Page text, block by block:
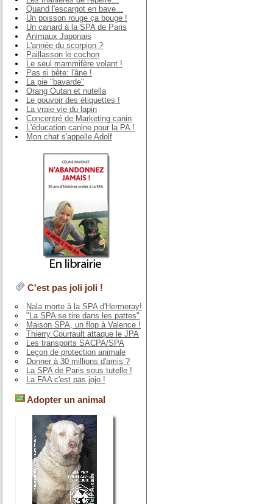
Quand l'escargot en bave...
Un poisson rouge ça bouge !
Un canard à la SPA de Paris
Animaux Japonais
L'année du scorpion ?
Paillasson le cochon
Le seul mammifère volant !
Pas si bête: l'âne !
La pie "bavarde"
Orang Outan et nutella
Le pouvoir des étiquettes !
La vraie vie du lapin
Concentré de Marketing canin
L'éducation canine pour la PA !
Mon chat s'appelle Adolf
C'est pas joli joli !
Nala morte à la SPA d'Hermeray!
"La SPA se tire dans les pattes"
Maison SPA, un flop à Valence !
Thierry Courrault attaque le JPA
Les transports SACPA/SPA
Leçon de protection animale
Donner à 30 millions d'amis ?
La SPA de Paris sous tutelle !
La FAA c'est pas jojo !
Adopter un animal